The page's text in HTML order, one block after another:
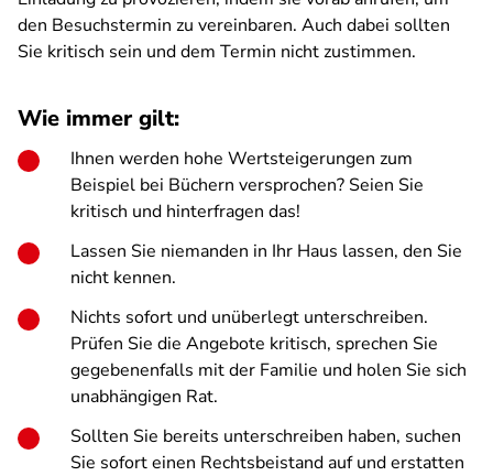
den Besuchstermin zu vereinbaren. Auch dabei sollten
Sie kritisch sein und dem Termin nicht zustimmen.
Wie immer gilt:
Ihnen werden hohe Wertsteigerungen zum
Beispiel bei Büchern versprochen? Seien Sie
kritisch und hinterfragen das!
Lassen Sie niemanden in Ihr Haus lassen, den Sie
nicht kennen.
Nichts sofort und unüberlegt unterschreiben.
Prüfen Sie die Angebote kritisch, sprechen Sie
gegebenenfalls mit der Familie und holen Sie sich
unabhängigen Rat.
Sollten Sie bereits unterschreiben haben, suchen
Sie sofort einen Rechtsbeistand auf und erstatten